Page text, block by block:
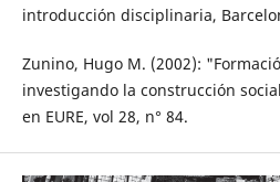
introducción disciplinaria,
Zunino, Hugo M. (2002):
investigando la construcción
en EURE, vol 28, n° 84.